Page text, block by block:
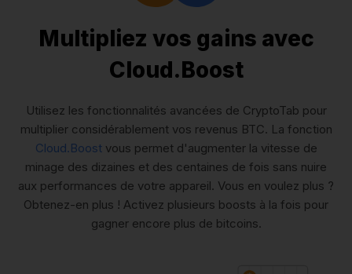
Multipliez vos gains avec
Cloud.Boost
Utilisez les fonctionnalités avancées de CryptoTab pour
multiplier considérablement vos revenus BTC. La fonction
Cloud.Boostvous permet d'augmenter la vitesse de
minage des dizaines et des centaines de fois sans nuire
aux performances de votre appareil. Vous en voulez plus ?
Obtenez-en plus ! Activez plusieurs boosts à la fois pour
gagner encore plus de bitcoins.